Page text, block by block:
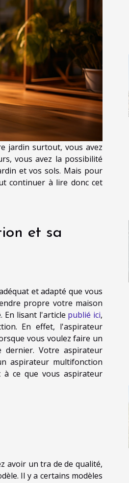
jardin surtout, vous avez
vous avez la possibilité
et vos sols. Mais pour
continuer à lire donc cet
et sa
et adapté que vous
propre votre maison
En lisant l'article publié ici,
En effet, l'aspirateur
vous voulez faire un
Votre aspirateur
aspirateur multifonction
à ce que vous aspirateur
avoir un tra de de qualité,
Il y a certains modèles